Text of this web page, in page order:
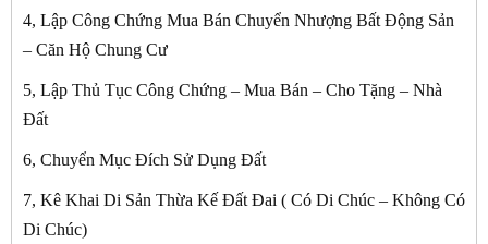
4, Lập Công Chứng Mua Bán Chuyển Nhượng Bất Động Sản
– Căn Hộ Chung Cư
5, Lập Thủ Tục Công Chứng – Mua Bán – Cho Tặng – Nhà
Đất
6, Chuyển Mục Đích Sử Dụng Đất
7, Kê Khai Di Sản Thừa Kế Đất Đai ( Có Di Chúc – Không Có
Di Chúc)